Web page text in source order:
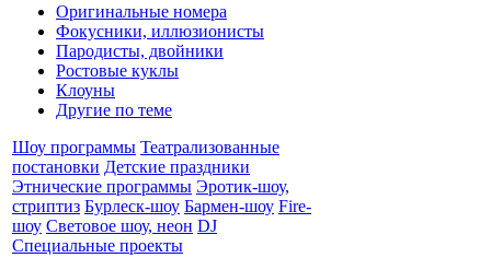
Оригинальные номера
Фокусники, иллюзионисты
Пародисты, двойники
Ростовые куклы
Клоуны
Другие по теме
Шоу программы Театрализованные
постановки Детские праздники
Этнические программы Эротик-шоу,
стриптиз Бурлеск-шоу Бармен-шоу Fire-
шоу Световое шоу, неон DJ
Специальные проекты